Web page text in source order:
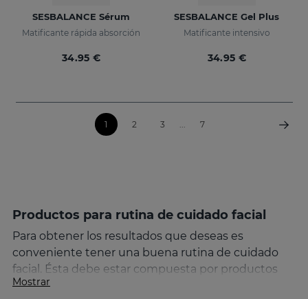
SESBALANCE Sérum
Matificante rápida absorción
34.95 €
SESBALANCE Gel Plus
Matificante intensivo
34.95 €
1 2 3 ... 7
Productos para rutina de cuidado facial
Para obtener los resultados que deseas es
conveniente tener una buena rutina de cuidado
facial. Ésta debe estar compuesta por productos
para la cara específicos que incluyan la limpieza
Mostrar